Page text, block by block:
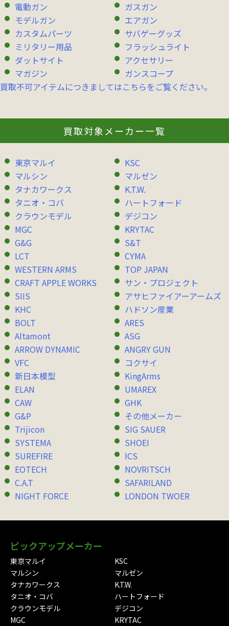
電動ガン
ガスガン
モデルガン
エアガン
カスタムパーツ
サバゲーグッズ
ミリタリー用品
フラッシュライト
ダットサイト
アクセサリー
マガジン
ガンスコープ
買取不可アイテムにつきましてはこちらをご覧ください。
買取対象メーカー一覧
東京マルイ
KSC
マルシン
マルゼン
タナカワークス
K.T.W.
タニオ・コバ
ハートフォード
クラウンモデル
デジコン
MGC
KRYTAC
G&G
S&T
LCT
CYMA
WESTERN ARMS
TOP JAPAN
CRAFT APPLE WORKS
サン・プロジェクト
SIIS
アサヒファイアーアームズ
KHC
ハドソン産業
BOLT
ARES
Altamont
ASG
ARROW DYNAMIC
ANGRY GUN
VFC
コクサイ
新日本模型
KingArms
ELAN
UMAREX
CAW
GHK
G&P
その他メーカー
Trijicon
SIG SAUER
SYSTEMA
SHOEI
SUREFIRE
ICS
EOTECH
NOVRITSCH
C.A.T
SAFARILAND
NIGHT FORCE
LONDON TWOER
ピックアップメーカー
東京マルイ
KSC
マルシン
マルゼン
タナカワークス
K.T.W.
タニオ・コバ
ハートフォード
クラウンモデル
デジコン
MGC
KRYTAC